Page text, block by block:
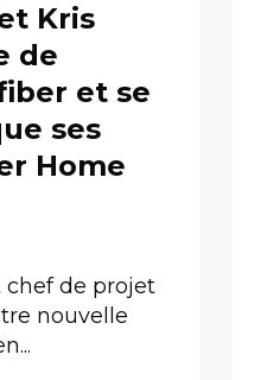
Kris
de
et se
ses
Home
chef de projet
nouvelle